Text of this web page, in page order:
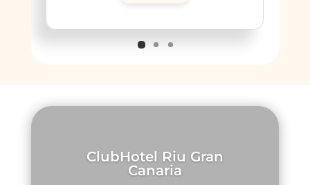
ClubHotel Riu Gran
Canaria